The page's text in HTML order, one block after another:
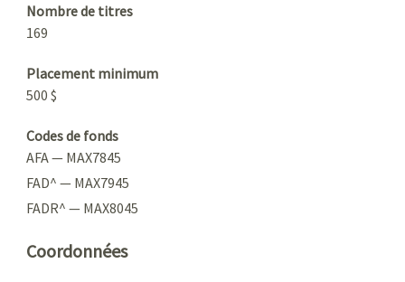
Nombre de titres
169
Placement minimum
500 $
Codes de fonds
AFA — MAX7845
FAD^ — MAX7945
FADR^ — MAX8045
Coordonnées